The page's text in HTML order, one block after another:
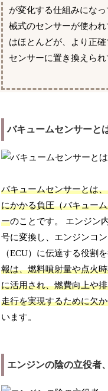
が変化する仕組みにな
械式のセンサーが使わ
はほとんどが、より正
センサーに置き換えられ
バキュームセンサーと
バキュームセンサーとは
にかかる負圧（バキュー
ーのことです。 エンジン
号に変換し、エンジンコ
（ECU）に伝達する役割
報は、燃料噴射量や点火
に活用され、燃費向上や
走行を実現するために欠
います。
エンジンの陰の立役者